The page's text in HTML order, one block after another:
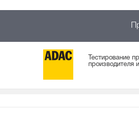
Тестирование
производителя